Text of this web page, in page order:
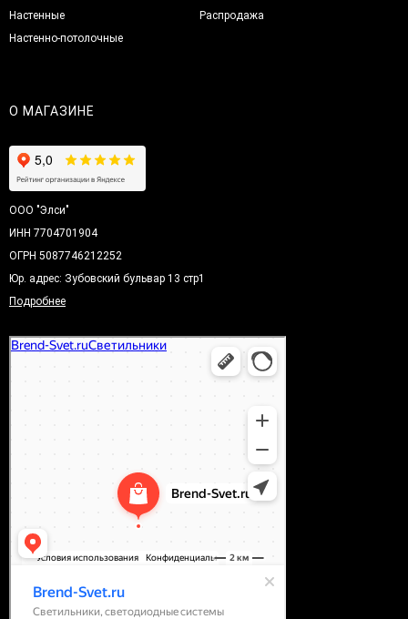
Настенные
Настенно-потолочные
Распродажа
О МАГАЗИНЕ
ООО "Элси"
ИНН 7704701904
ОГРН 5087746212252
Юр. адрес: Зубовский бульвар 13 стр1
Подробнее